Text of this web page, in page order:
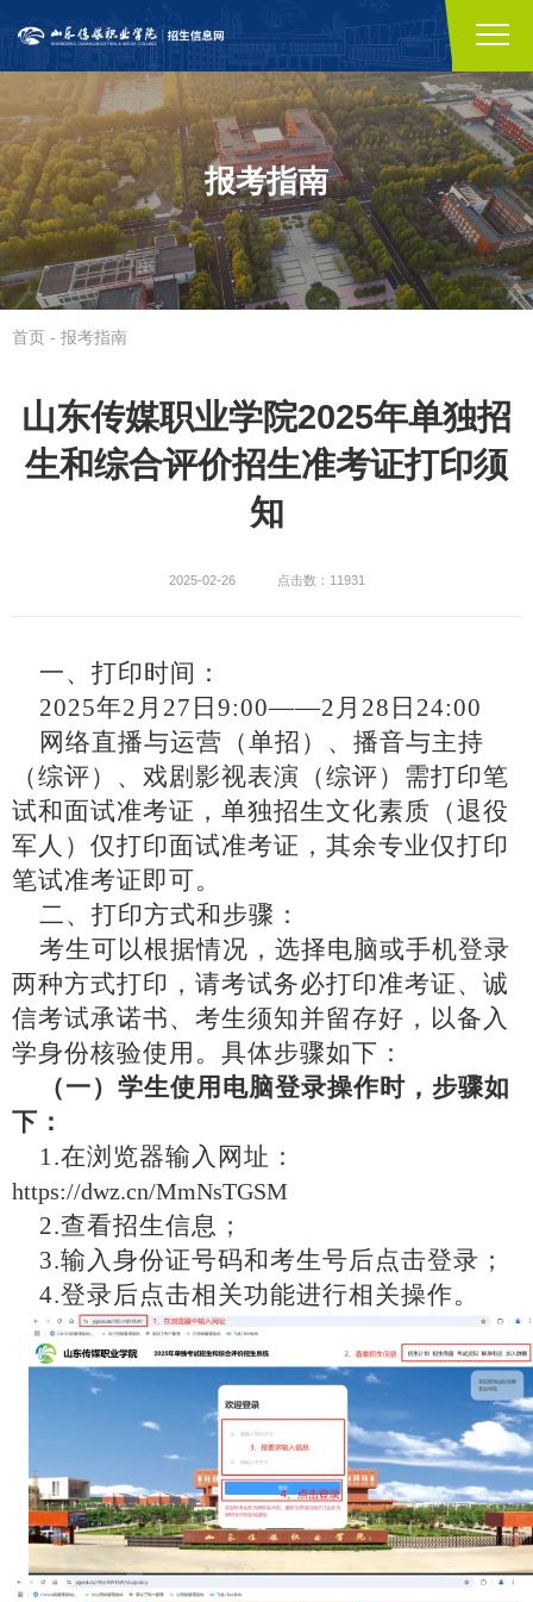
报考指南
首页 - 报考指南
山东传媒职业学院2025年单独招
生和综合评价招生准考证打印须
知
2025-02-26 点击数：11931
一、打印时间：
2025年2月27日9:00——2月28日24:00
网络直播与运营（单招）、播音与主持
（综评）、戏剧影视表演（综评）需打印笔
试和面试准考证，单独招生文化素质（退役
军人）仅打印面试准考证，其余专业仅打印
笔试准考证即可。
二、打印方式和步骤：
考生可以根据情况，选择电脑或手机登录
两种方式打印，请考试务必打印准考证、诚
信考试承诺书、考生须知并留存好，以备入
学身份核验使用。具体步骤如下：
（一）学生使用电脑登录操作时，步骤如
下：
1.在浏览器输入网址：
https://dwz.cn/MmNsTGSM
2.查看招生信息；
3.输入身份证号码和考生号后点击登录；
4.登录后点击相关功能进行相关操作。